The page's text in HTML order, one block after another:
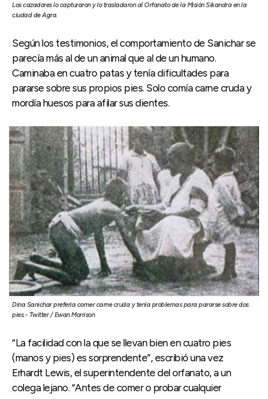
Los cazadores lo capturaron y lo trasladaron al Orfanato de la Misión Sikandra en la
ciudad de Agra.
Según los testimonios, el comportamiento de Sanichar se
parecía más al de un animal que al de un humano.
Caminaba en cuatro patas y tenía dificultades para
pararse sobre sus propios pies. Solo comía carne cruda y
mordía huesos para afilar sus dientes.
Dina Sanichar prefería comer carne cruda y tenía problemas para pararse sobre dos
pies.- Twitter / Ewan Morrison
“La facilidad con la que se llevan bien en cuatro pies
(manos y pies) es sorprendente”, escribió una vez
Erhardt Lewis, el superintendente del orfanato, a un
colega lejano. “Antes de comer o probar cualquier